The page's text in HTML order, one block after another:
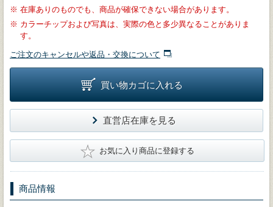
※ 在庫ありのものでも、商品が確保できない場合があります。
※ カラーチップおよび写真は、実際の色と多少異なることがありま
す。
ご注文のキャンセルや返品・交換について
買い物カゴに入れる
直営店在庫を見る
★ お気に入り商品に登録する
商品情報